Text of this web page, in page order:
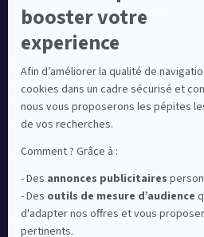
Equipementier sportif leader en
10 ans, Ekinsport a été
Capital dans son classement
commerce en ligne 2024 »,
En savoir plus
© EKINSPORT 2026